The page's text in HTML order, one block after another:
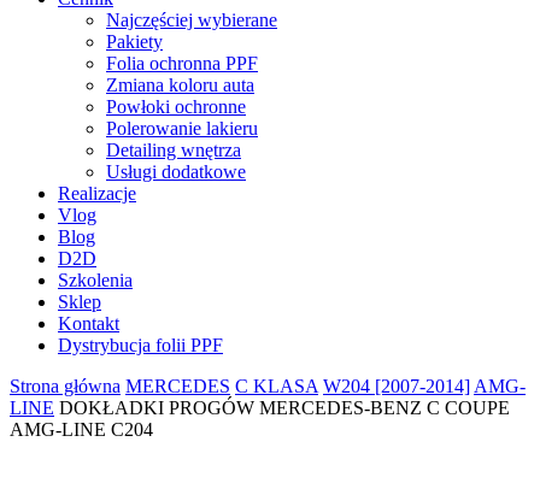
Najczęściej wybierane
Pakiety
Folia ochronna PPF
Zmiana koloru auta
Powłoki ochronne
Polerowanie lakieru
Detailing wnętrza
Usługi dodatkowe
Realizacje
Vlog
Blog
D2D
Szkolenia
Sklep
Kontakt
Dystrybucja folii PPF
Strona główna MERCEDES C KLASA W204 [2007-2014] AMG-
LINE DOKŁADKI PROGÓW MERCEDES-BENZ C COUPE
AMG-LINE C204